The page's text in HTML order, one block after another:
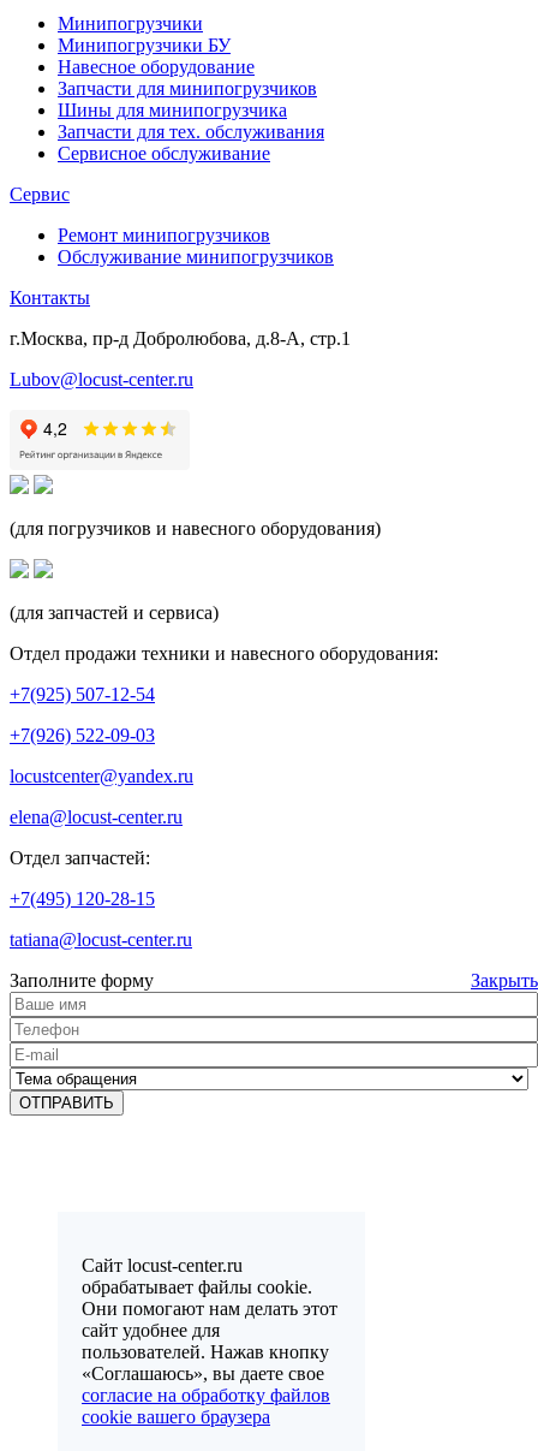
Сайт locust-center.ru
обрабатывает файлы cookie.
Они помогают нам делать этот
сайт удобнее для
пользователей. Нажав кнопку
«Соглашаюсь», вы даете свое
согласие на обработку файлов
cookie вашего браузера
Минипогрузчики
Минипогрузчики БУ
Навесное оборудование
Запчасти для минипогрузчиков
Шины для минипогрузчика
Запчасти для тех. обслуживания
Сервисное обслуживание
Сервис
Ремонт минипогрузчиков
Обслуживание минипогрузчиков
Контакты
г.Москва, пр-д Добролюбова, д.8-А, стр.1
Lubov@locust-center.ru
(для погрузчиков и навесного оборудования)
(для запчастей и сервиса)
Отдел продажи техники и навесного оборудования:
+7(925) 507-12-54
+7(926) 522-09-03
locustcenter@yandex.ru
elena@locust-center.ru
Отдел запчастей:
+7(495) 120-28-15
tatiana@locust-center.ru
Закрыть
Заполните форму